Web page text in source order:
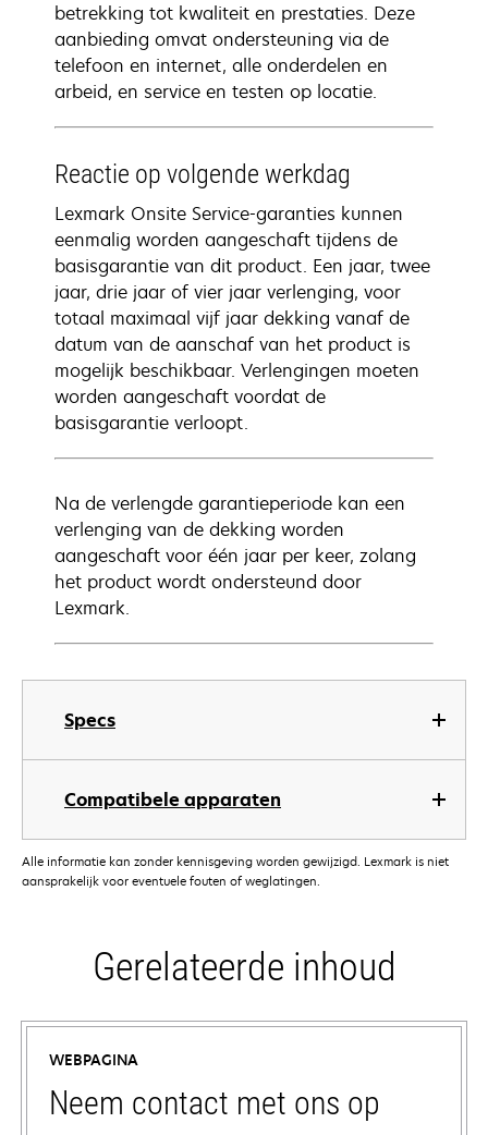
Specs
Compatibele apparaten
betrekking tot kwaliteit en prestaties. Deze
aanbieding omvat ondersteuning via de
telefoon en internet, alle onderdelen en
arbeid, en service en testen op locatie.
Reactie op volgende werkdag
Lexmark Onsite Service-garanties kunnen
eenmalig worden aangeschaft tijdens de
basisgarantie van dit product. Een jaar, twee
jaar, drie jaar of vier jaar verlenging, voor
totaal maximaal vijf jaar dekking vanaf de
datum van de aanschaf van het product is
mogelijk beschikbaar. Verlengingen moeten
worden aangeschaft voordat de
basisgarantie verloopt.
Na de verlengde garantieperiode kan een
verlenging van de dekking worden
aangeschaft voor één jaar per keer, zolang
het product wordt ondersteund door
Lexmark.
Alle informatie kan zonder kennisgeving worden gewijzigd. Lexmark is niet
aansprakelijk voor eventuele fouten of weglatingen.
Gerelateerde inhoud
WEBPAGINA
Neem contact met ons op